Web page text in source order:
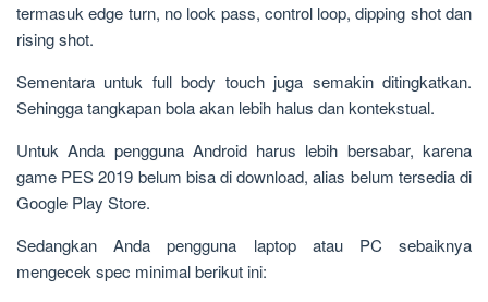
termasuk edge turn, no look pass, control loop, dipping shot dan
rising shot.
Sementara untuk full body touch juga semakin ditingkatkan.
Sehingga tangkapan bola akan lebih halus dan kontekstual.
Untuk Anda pengguna Android harus lebih bersabar, karena
game PES 2019 belum bisa di download, alias belum tersedia di
Google Play Store.
Sedangkan Anda pengguna laptop atau PC sebaiknya
mengecek spec minimal berikut ini: